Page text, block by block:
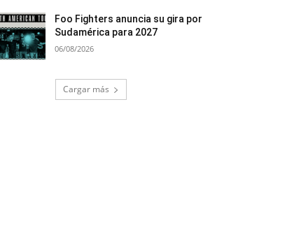
Foo Fighters anuncia su gira por
Sudamérica para 2027
06/08/2026
Cargar más